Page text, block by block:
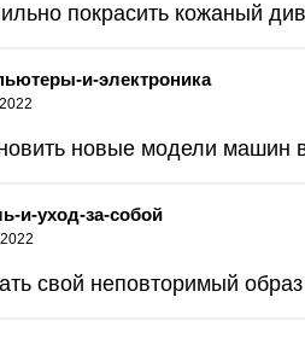
покрасить кожаный
и-электроника
новые модели машин
и-уход-за-собой
свой неповторимый